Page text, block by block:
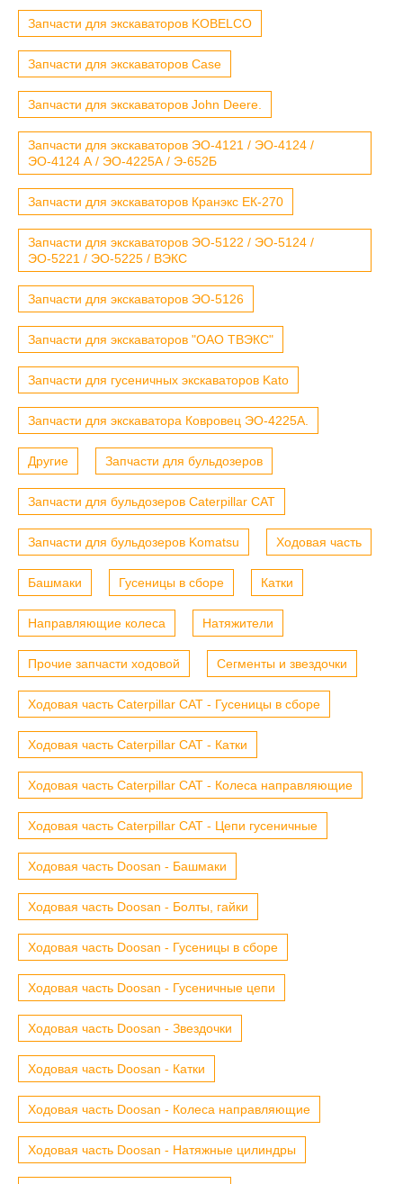
Запчасти для экскаваторов KOBELCO
Запчасти для экскаваторов Case
Запчасти для экскаваторов John Deere.
Запчасти для экскаваторов ЭО-4121 / ЭО-4124 /
ЭО-4124 А / ЭО-4225А / Э-652Б
Запчасти для экскаваторов Кранэкс ЕК-270
Запчасти для экскаваторов ЭО-5122 / ЭО-5124 /
ЭО-5221 / ЭО-5225 / ВЭКС
Запчасти для экскаваторов ЭО-5126
Запчасти для экскаваторов "ОАО ТВЭКС"
Запчасти для гусеничных экскаваторов Kato
Запчасти для экскаватора Ковровец ЭО-4225А.
Другие Запчасти для бульдозеров
Запчасти для бульдозеров Caterpillar CAT
Запчасти для бульдозеров Komatsu Ходовая часть
Башмаки Гусеницы в сборе Катки
Направляющие колеса Натяжители
Прочие запчасти ходовой Сегменты и звездочки
Ходовая часть Caterpillar CAT - Гусеницы в сборе
Ходовая часть Caterpillar CAT - Катки
Ходовая часть Caterpillar CAT - Колеса направляющие
Ходовая часть Caterpillar CAT - Цепи гусеничные
Ходовая часть Doosan - Башмаки
Ходовая часть Doosan - Болты, гайки
Ходовая часть Doosan - Гусеницы в сборе
Ходовая часть Doosan - Гусеничные цепи
Ходовая часть Doosan - Звездочки
Ходовая часть Doosan - Катки
Ходовая часть Doosan - Колеса направляющие
Ходовая часть Doosan - Натяжные цилиндры